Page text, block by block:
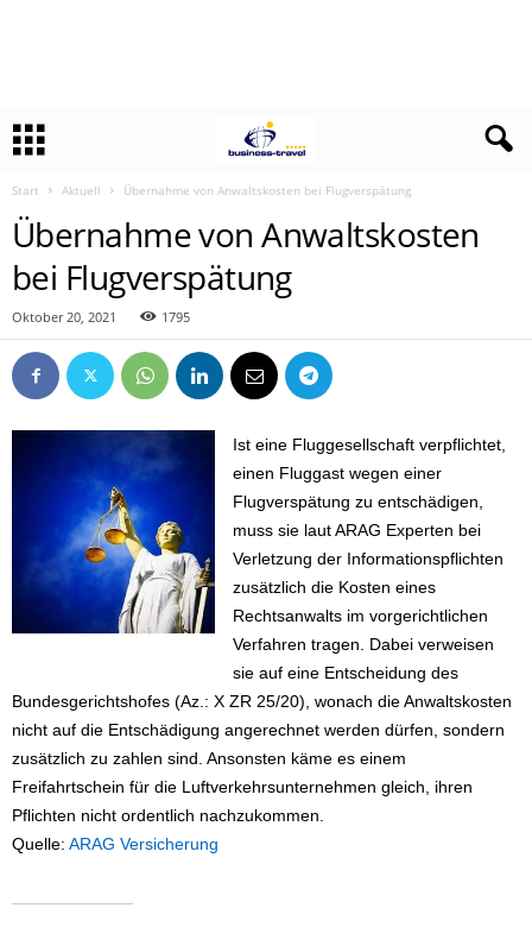
Start Aktuell Übernahme von Anwaltskosten bei Flugverspätung
Übernahme von Anwaltskosten
bei Flugverspätung
Oktober 20, 2021 1795
Ist eine Fluggesellschaft verpflichtet,
einen Fluggast wegen einer
Flugverspätung zu entschädigen,
muss sie laut ARAG Experten bei
Verletzung der Informationspflichten
zusätzlich die Kosten eines
Rechtsanwalts im vorgerichtlichen
Verfahren tragen. Dabei verweisen
sie auf eine Entscheidung des
Bundesgerichtshofes (Az.: X ZR 25/20), wonach die Anwaltskosten
nicht auf die Entschädigung angerechnet werden dürfen, sondern
zusätzlich zu zahlen sind. Ansonsten käme es einem
Freifahrtschein für die Luftverkehrsunternehmen gleich, ihren
Pflichten nicht ordentlich nachzukommen.
Quelle: ARAG Versicherung